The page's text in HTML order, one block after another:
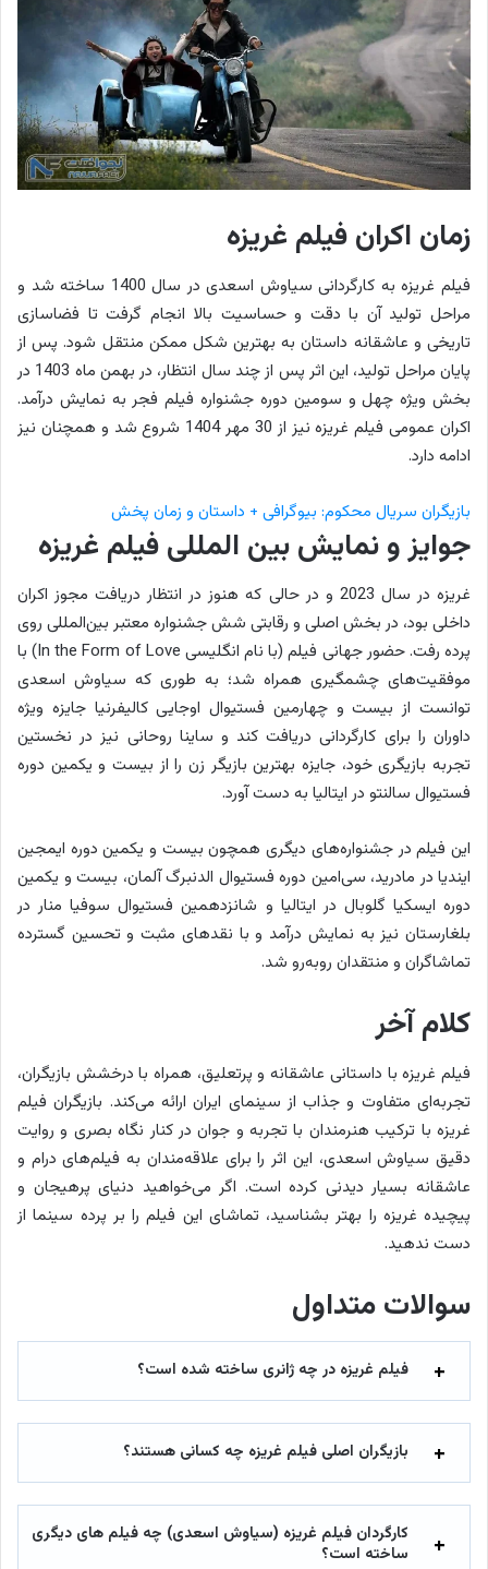
زمان اکران فیلم غریزه
فیلم غریزه به کارگردانی سیاوش اسعدی در سال 1400 ساخته شد و
مراحل تولید آن با دقت و حساسیت بالا انجام گرفت تا فضاسازی
تاریخی و عاشقانه داستان به بهترین شکل ممکن منتقل شود. پس از
پایان مراحل تولید، این اثر پس از چند سال انتظار، در بهمن ماه 1403 در
بخش ویژه چهل و سومین دوره جشنواره فیلم فجر به نمایش درآمد.
اکران عمومی فیلم غریزه نیز از 30 مهر 1404 شروع شد و همچنان نیز
ادامه دارد.
بازیگران سریال محکوم: بیوگرافی + داستان و زمان پخش
جوایز و نمایش بین المللی فیلم غریزه
غریزه در سال 2023 و در حالی که هنوز در انتظار دریافت مجوز اکران
داخلی بود، در بخش اصلی و رقابتی شش جشنواره معتبر بین‌المللی روی
پرده رفت. حضور جهانی فیلم (با نام انگلیسی In the Form of Love) با
موفقیت‌های چشمگیری همراه شد؛ به طوری که سیاوش اسعدی
توانست از بیست و چهارمین فستیوال اوجایی کالیفرنیا جایزه ویژه
داوران را برای کارگردانی دریافت کند و ساینا روحانی نیز در نخستین
تجربه بازیگری خود، جایزه بهترین بازیگر زن را از بیست و یکمین دوره
فستیوال سالنتو در ایتالیا به دست آورد.
این فیلم در جشنواره‌های دیگری همچون بیست و یکمین دوره ایمجین
ایندیا در مادرید، سی‌امین دوره فستیوال الدنبرگ آلمان، بیست و یکمین
دوره ایسکیا گلوبال در ایتالیا و شانزدهمین فستیوال سوفیا منار در
بلغارستان نیز به نمایش درآمد و با نقدهای مثبت و تحسین گسترده
تماشاگران و منتقدان روبه‌رو شد.
کلام آخر
فیلم غریزه با داستانی عاشقانه و پرتعلیق، همراه با درخشش بازیگران،
تجربه‌ای متفاوت و جذاب از سینمای ایران ارائه می‌کند. بازیگران فیلم
غریزه با ترکیب هنرمندان با تجربه و جوان در کنار نگاه بصری و روایت
دقیق سیاوش اسعدی، این اثر را برای علاقه‌مندان به فیلم‌های درام و
عاشقانه بسیار دیدنی کرده است. اگر می‌خواهید دنیای پرهیجان و
پیچیده غریزه را بهتر بشناسید، تماشای این فیلم را بر پرده سینما از
دست ندهید.
سوالات متداول
فیلم غریزه در چه ژانری ساخته شده است؟
بازیگران اصلی فیلم غریزه چه کسانی هستند؟
کارگردان فیلم غریزه (سیاوش اسعدی) چه فیلم های دیگری
ساخته است؟